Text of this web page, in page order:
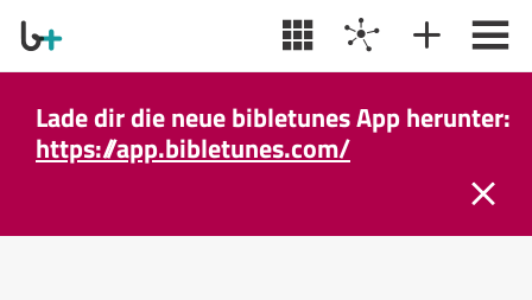
Lade dir die neue bibletunes App herunter:
https://app.bibletunes.com/